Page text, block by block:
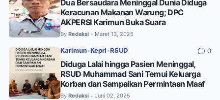
Dua Bersaudara Meninggal Dunia Diduga
Keracunan Makanan Warung; DPC
AKPERSI Karimun Buka Suara
By Redaksi • Maret 13, 2025
Karimun•Kepri •RSUD 0
Diduga Lalai hingga Pasien Meninggal,
RSUD Muhammad Sani Temui Keluarga
Korban dan Sampaikan Permintaan Maaf
By Redaksi • Juni 02, 2025